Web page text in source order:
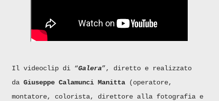
Il videoclip di “Galera”, diretto e realizzato
da Giuseppe Calamunci Manitta
(operatore,
montatore, colorista, direttore alla fotografia e